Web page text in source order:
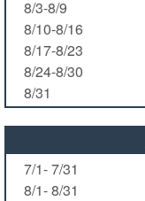
8/3-8/9
8/10-8/16
8/17-8/23
8/24-8/30
8/31
7/1- 7/31
8/1- 8/31